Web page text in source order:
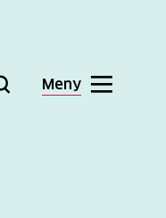
Meny